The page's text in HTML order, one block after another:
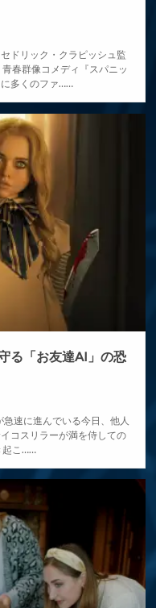
ドリック・クラピッシュ監
春群像コメディ『スパニッ
に多くのファ……
る「お友達AI」の恐
速に進んでいる今日、他人
コスリラーが満を侍しての
起こ……